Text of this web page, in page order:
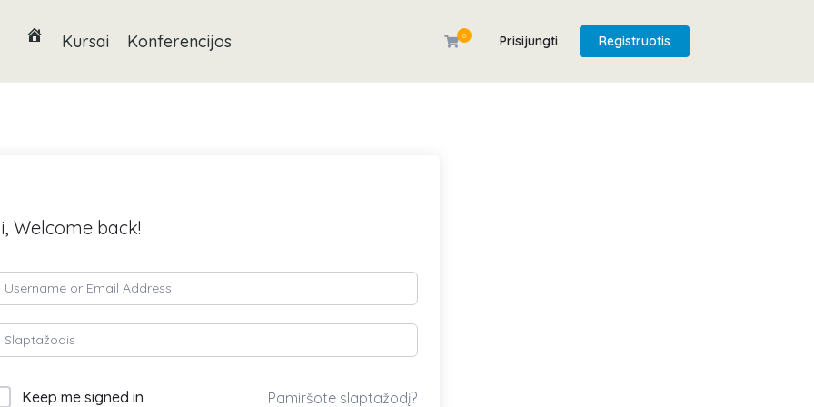
Kursai Konferencijos 0 Prisijungti Registruotis
Welcome back!
Keep me signed in Pamiršote slaptažodį?